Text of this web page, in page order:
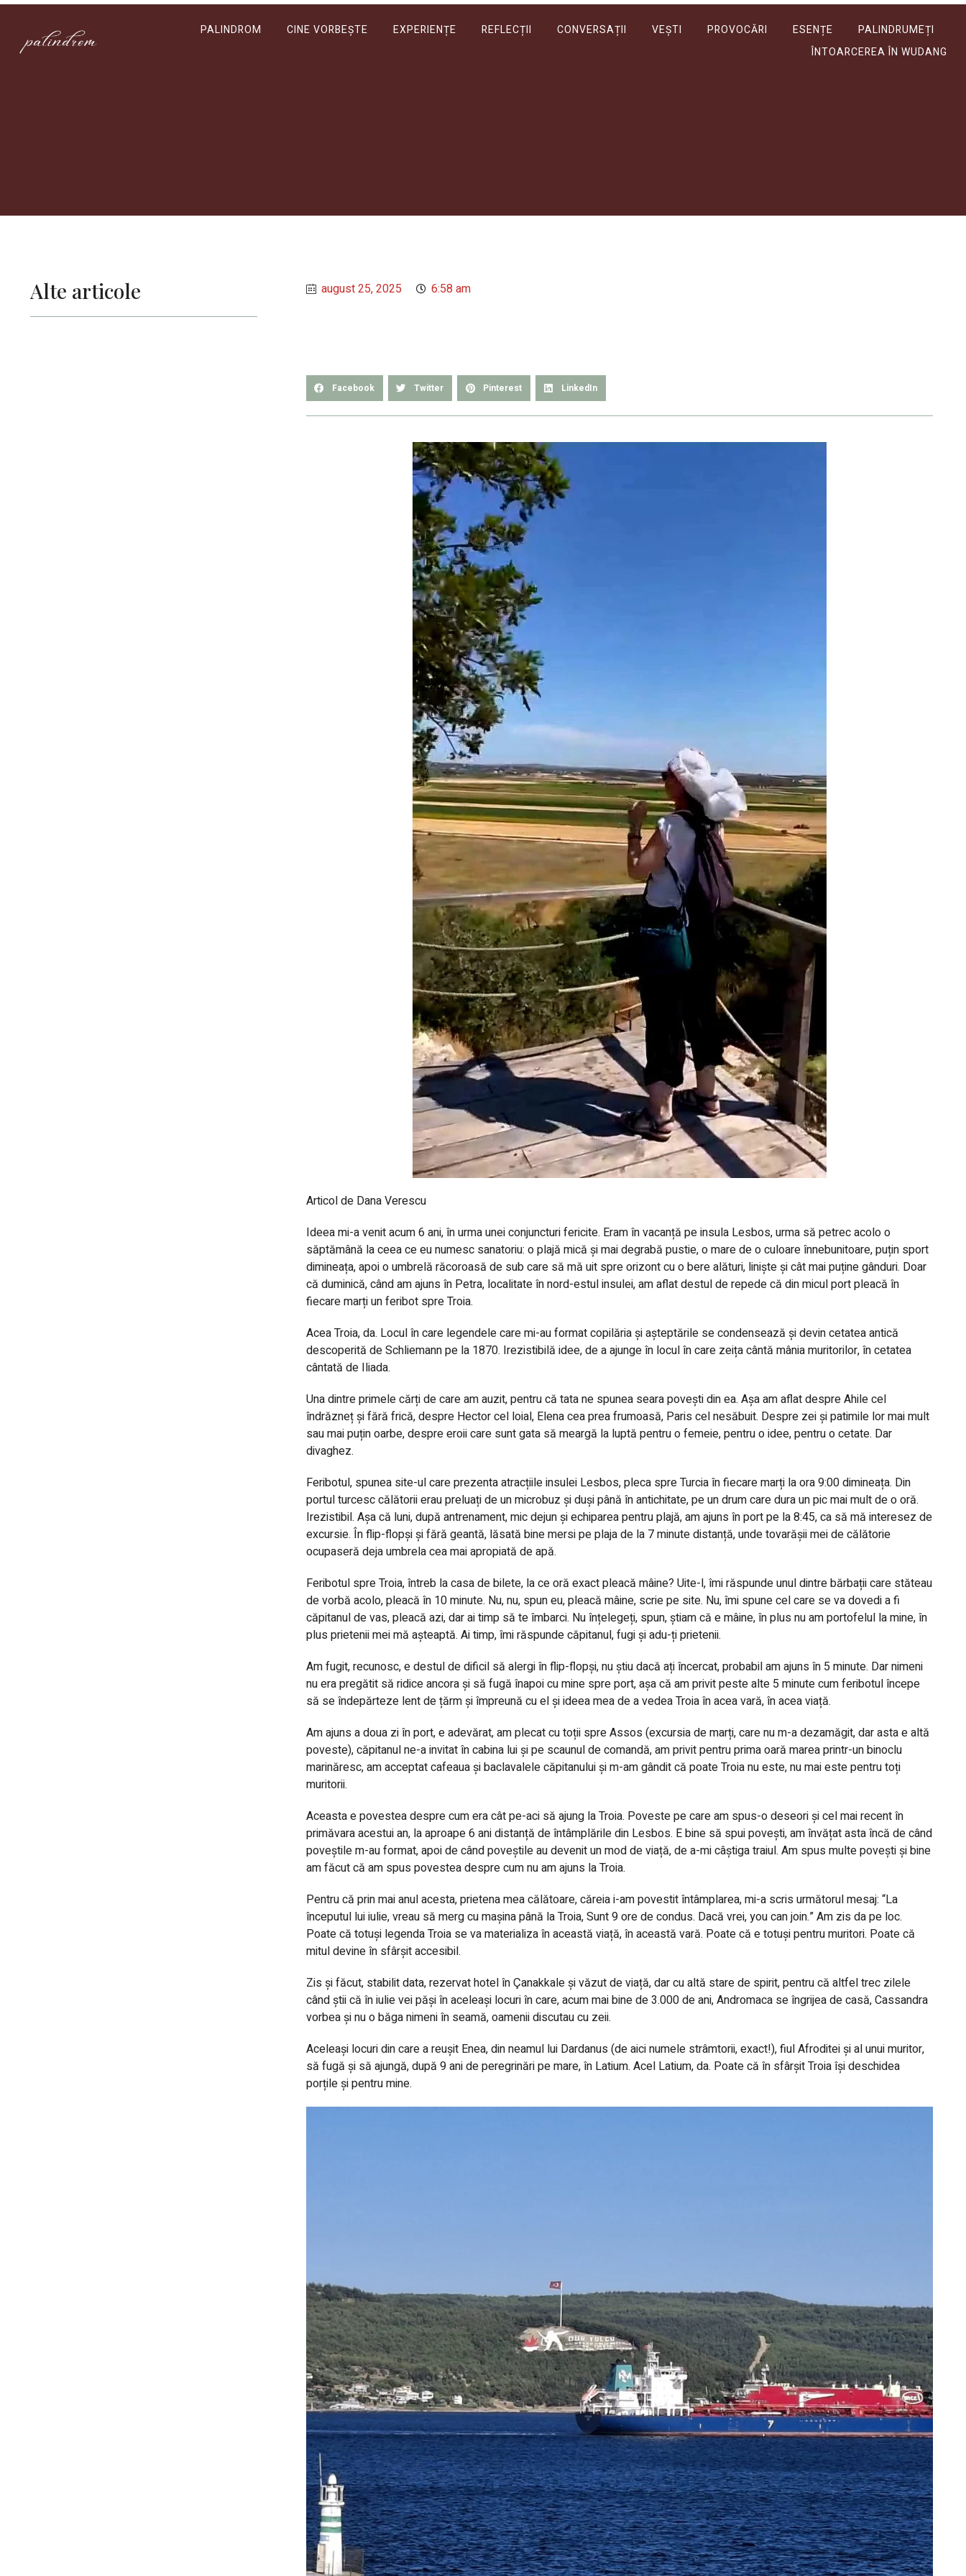
PALINDROM CINE VORBEȘTE EXPERIENȚE REFLECȚII CONVERSAȚII VEȘTI PROVOCĂRI ESENȚE
PALINDRUMEȚI
ÎNTOARCEREA ÎN WUDANG
Alte articole august 25, 2025 6:58 am
Facebook Twitter Pinterest LinkedIn
Articol de Dana Verescu
Ideea mi-a venit acum 6 ani, în urma unei conjuncturi fericite. Eram în vacanță pe insula Lesbos, urma să petrec acolo o
săptămână la ceea ce eu numesc sanatoriu: o plajă mică și mai degrabă pustie, o mare de o culoare înnebunitoare, puțin sport
dimineața, apoi o umbrelă răcoroasă de sub care să mă uit spre orizont cu o bere alături, liniște și cât mai puține gânduri. Doar
că duminică, când am ajuns în Petra, localitate în nord-estul insulei, am aflat destul de repede că din micul port pleacă în
fiecare marți un feribot spre Troia.
Acea Troia, da. Locul în care legendele care mi-au format copilăria și așteptările se condensează și devin cetatea antică
descoperită de Schliemann pe la 1870. Irezistibilă idee, de a ajunge în locul în care zeița cântă mânia muritorilor, în cetatea
cântată de Iliada.
Una dintre primele cărți de care am auzit, pentru că tata ne spunea seara povești din ea. Așa am aflat despre Ahile cel
îndrăzneț și fără frică, despre Hector cel loial, Elena cea prea frumoasă, Paris cel nesăbuit. Despre zei și patimile lor mai mult
sau mai puțin oarbe, despre eroii care sunt gata să meargă la luptă pentru o femeie, pentru o idee, pentru o cetate. Dar
divaghez.
Feribotul, spunea site-ul care prezenta atracțiile insulei Lesbos, pleca spre Turcia în fiecare marți la ora 9:00 dimineața. Din
portul turcesc călătorii erau preluați de un microbuz și duși până în antichitate, pe un drum care dura un pic mai mult de o oră.
Irezistibil. Așa că luni, după antrenament, mic dejun și echiparea pentru plajă, am ajuns în port pe la 8:45, ca să mă interesez de
excursie. În flip-flopși și fără geantă, lăsată bine mersi pe plaja de la 7 minute distanță, unde tovarășii mei de călătorie
ocupaseră deja umbrela cea mai apropiată de apă.
Feribotul spre Troia, întreb la casa de bilete, la ce oră exact pleacă mâine? Uite-l, îmi răspunde unul dintre bărbații care stăteau
de vorbă acolo, pleacă în 10 minute. Nu, nu, spun eu, pleacă mâine, scrie pe site. Nu, îmi spune cel care se va dovedi a fi
căpitanul de vas, pleacă azi, dar ai timp să te îmbarci. Nu înțelegeți, spun, știam că e mâine, în plus nu am portofelul la mine, în
plus prietenii mei mă așteaptă. Ai timp, îmi răspunde căpitanul, fugi și adu-ți prietenii.
Am fugit, recunosc, e destul de dificil să alergi în flip-flopși, nu știu dacă ați încercat, probabil am ajuns în 5 minute. Dar nimeni
nu era pregătit să ridice ancora și să fugă înapoi cu mine spre port, așa că am privit peste alte 5 minute cum feribotul începe
să se îndepărteze lent de țărm și împreună cu el și ideea mea de a vedea Troia în acea vară, în acea viață.
Am ajuns a doua zi în port, e adevărat, am plecat cu toții spre Assos (excursia de marți, care nu m-a dezamăgit, dar asta e altă
poveste), căpitanul ne-a invitat în cabina lui și pe scaunul de comandă, am privit pentru prima oară marea printr-un binoclu
marinăresc, am acceptat cafeaua și baclavalele căpitanului și m-am gândit că poate Troia nu este, nu mai este pentru toți
muritorii.
Aceasta e povestea despre cum era cât pe-aci să ajung la Troia. Poveste pe care am spus-o deseori și cel mai recent în
primăvara acestui an, la aproape 6 ani distanță de întâmplările din Lesbos. E bine să spui povești, am învățat asta încă de când
poveștile m-au format, apoi de când poveștile au devenit un mod de viață, de a-mi câștiga traiul. Am spus multe povești și bine
am făcut că am spus povestea despre cum nu am ajuns la Troia.
Pentru că prin mai anul acesta, prietena mea călătoare, căreia i-am povestit întâmplarea, mi-a scris următorul mesaj: “La
începutul lui iulie, vreau să merg cu mașina până la Troia, Sunt 9 ore de condus. Dacă vrei, you can join.” Am zis da pe loc.
Poate că totuși legenda Troia se va materializa în această viață, în această vară. Poate că e totuși pentru muritori. Poate că
mitul devine în sfârșit accesibil.
Zis și făcut, stabilit data, rezervat hotel în Çanakkale și văzut de viață, dar cu altă stare de spirit, pentru că altfel trec zilele
când știi că în iulie vei păși în aceleași locuri în care, acum mai bine de 3.000 de ani, Andromaca se îngrijea de casă, Cassandra
vorbea și nu o băga nimeni în seamă, oamenii discutau cu zeii.
Aceleași locuri din care a reușit Enea, din neamul lui Dardanus (de aici numele strâmtorii, exact!), fiul Afroditei și al unui muritor,
să fugă și să ajungă, după 9 ani de peregrinări pe mare, în Latium. Acel Latium, da. Poate că în sfârșit Troia își deschidea
porțile și pentru mine.